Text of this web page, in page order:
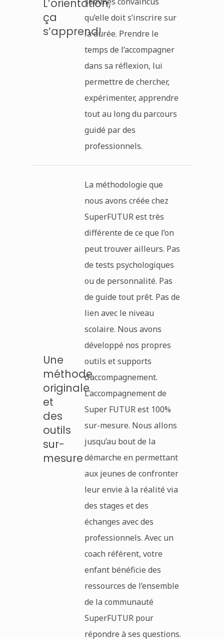
L’orientation,
ça
s’apprend!
qu’elle doit s’inscrire sur
la durée. Prendre le
temps de l’accompagner
dans sa réflexion, lui
permettre de chercher,
expérimenter, apprendre
tout au long du parcours
guidé par des
professionnels.
Une
méthode
originale
et
des
outils
sur-
mesure
La méthodologie que
nous avons créée chez
SuperFUTUR est très
différente de ce que l’on
peut trouver ailleurs. Pas
de tests psychologiques
ou de personnalité. Pas
de guide tout prêt. Pas de
lien avec le niveau
scolaire. Nous avons
développé nos propres
outils et supports
d’accompagnement.
L’accompagnement de
Super FUTUR est 100%
sur-mesure. Nous allons
jusqu’au bout de la
démarche en permettant
aux jeunes de confronter
leur envie à la réalité via
des stages et des
échanges avec des
professionnels. Avec un
coach référent, votre
enfant bénéficie des
ressources de l’ensemble
de la communauté
SuperFUTUR pour
répondre à ses questions.